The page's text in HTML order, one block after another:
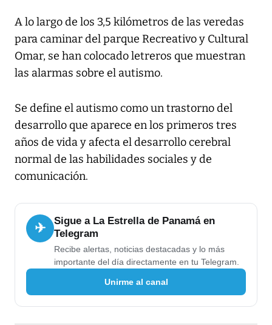
A lo largo de los 3,5 kilómetros de las veredas
para caminar del parque Recreativo y Cultural
Omar, se han colocado letreros que muestran
las alarmas sobre el autismo.
Se define el autismo como un trastorno del
desarrollo que aparece en los primeros tres
años de vida y afecta el desarrollo cerebral
normal de las habilidades sociales y de
comunicación.
✈
Sigue a La Estrella de Panamá en
Telegram
Recibe alertas, noticias destacadas y lo más
importante del día directamente en tu Telegram.
Unirme al canal